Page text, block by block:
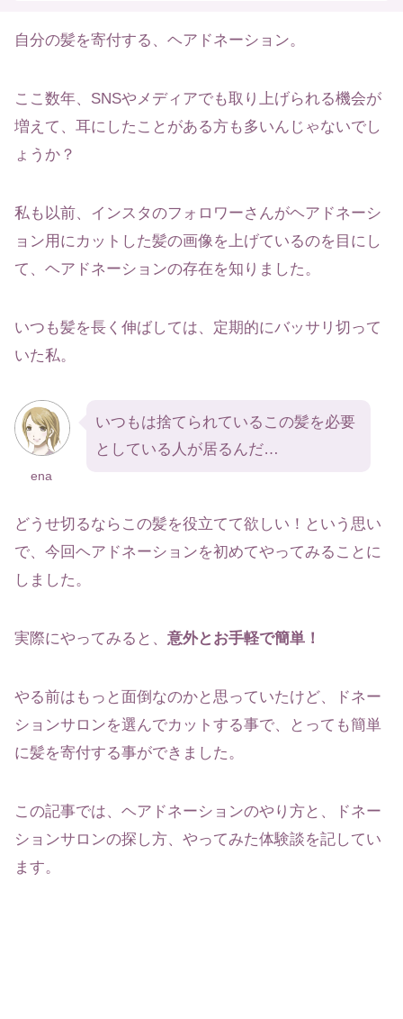
自分の髪を寄付する、ヘアドネーション。
ここ数年、SNSやメディアでも取り上げられる機会が
増えて、耳にしたことがある方も多いんじゃないでし
ょうか？
私も以前、インスタのフォロワーさんがヘアドネーシ
ョン用にカットした髪の画像を上げているのを目にし
て、ヘアドネーションの存在を知りました。
いつも髪を長く伸ばしては、定期的にバッサリ切って
いた私。
ena
いつもは捨てられているこの髪を必要
としている人が居るんだ…
どうせ切るならこの髪を役立てて欲しい！という思い
で、今回ヘアドネーションを初めてやってみることに
しました。
実際にやってみると、 意外とお手軽で簡単！
やる前はもっと面倒なのかと思っていたけど、ドネー
ションサロンを選んでカットする事で、とっても簡単
に髪を寄付する事ができました。
この記事では、ヘアドネーションのやり方と、ドネー
ションサロンの探し方、やってみた体験談を記してい
ます。